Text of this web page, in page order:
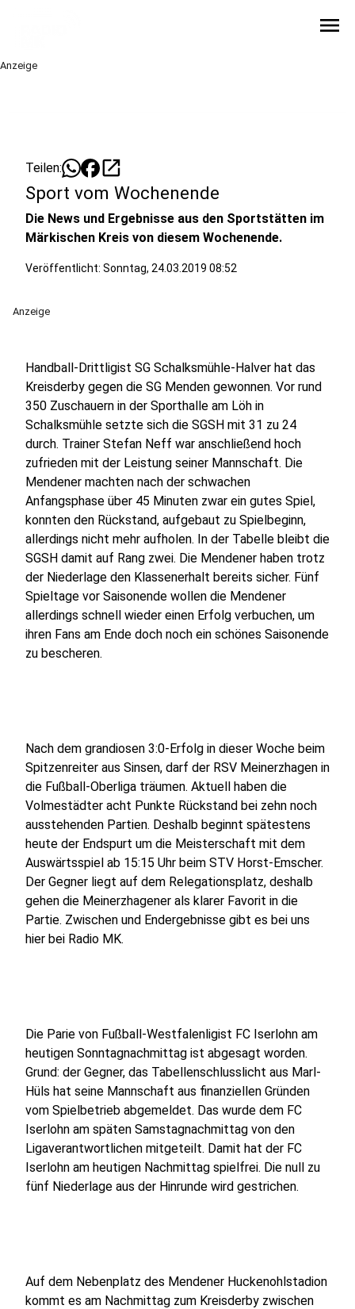
menu
Anzeige
Teilen: open_in_new
Sport vom Wochenende
Die News und Ergebnisse aus den Sportstätten im
Märkischen Kreis von diesem Wochenende.
Veröffentlicht: Sonntag, 24.03.2019 08:52
Anzeige
Handball-Drittligist SG Schalksmühle-Halver hat das
Kreisderby gegen die SG Menden gewonnen. Vor rund
350 Zuschauern in der Sporthalle am Löh in
Schalksmühle setzte sich die SGSH mit 31 zu 24
durch. Trainer Stefan Neff war anschließend hoch
zufrieden mit der Leistung seiner Mannschaft. Die
Mendener machten nach der schwachen
Anfangsphase über 45 Minuten zwar ein gutes Spiel,
konnten den Rückstand, aufgebaut zu Spielbeginn,
allerdings nicht mehr aufholen. In der Tabelle bleibt die
SGSH damit auf Rang zwei. Die Mendener haben trotz
der Niederlage den Klassenerhalt bereits sicher. Fünf
Spieltage vor Saisonende wollen die Mendener
allerdings schnell wieder einen Erfolg verbuchen, um
ihren Fans am Ende doch noch ein schönes Saisonende
zu bescheren.
Nach dem grandiosen 3:0-Erfolg in dieser Woche beim
Spitzenreiter aus Sinsen, darf der RSV Meinerzhagen in
die Fußball-Oberliga träumen. Aktuell haben die
Volmestädter acht Punkte Rückstand bei zehn noch
ausstehenden Partien. Deshalb beginnt spätestens
heute der Endspurt um die Meisterschaft mit dem
Auswärtsspiel ab 15:15 Uhr beim STV Horst-Emscher.
Der Gegner liegt auf dem Relegationsplatz, deshalb
gehen die Meinerzhagener als klarer Favorit in die
Partie. Zwischen und Endergebnisse gibt es bei uns
hier bei Radio MK.
Die Parie von Fußball-Westfalenligist FC Iserlohn am
heutigen Sonntagnachmittag ist abgesagt worden.
Grund: der Gegner, das Tabellenschlusslicht aus Marl-
Hüls hat seine Mannschaft aus finanziellen Gründen
vom Spielbetrieb abgemeldet. Das wurde dem FC
Iserlohn am späten Samstagnachmittag von den
Ligaverantwortlichen mitgeteilt. Damit hat der FC
Iserlohn am heutigen Nachmittag spielfrei. Die null zu
fünf Niederlage aus der Hinrunde wird gestrichen.
Auf dem Nebenplatz des Mendener Huckenohlstadion
kommt es am Nachmittag zum Kreisderby zwischen